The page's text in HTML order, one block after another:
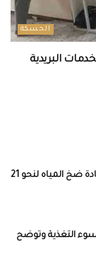
الحسكة
البريدية
تأهيل محطة مياه مراط بدير الزور لإعادة ضخ المياه لنحو 21
التغذية وتوضح